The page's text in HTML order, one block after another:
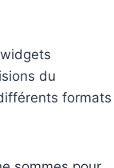
du
formats